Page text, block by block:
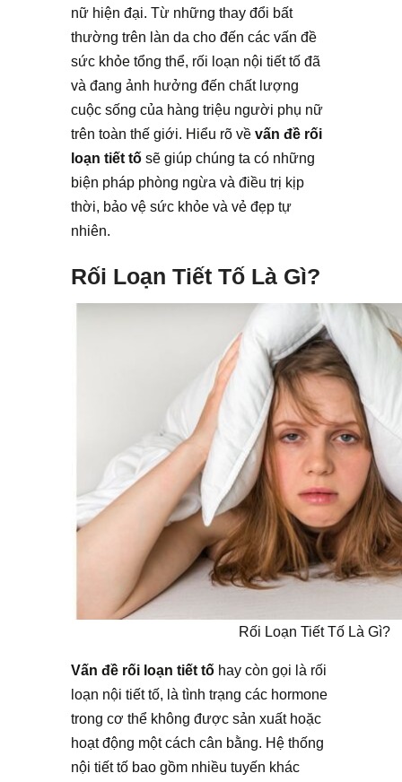
nữ hiện đại. Từ những thay đổi bất
thường trên làn da cho đến các vấn đề
sức khỏe tổng thể, rối loạn nội tiết tố đã
và đang ảnh hưởng đến chất lượng
cuộc sống của hàng triệu người phụ nữ
trên toàn thế giới. Hiểu rõ về vấn đề rối
loạn tiết tố sẽ giúp chúng ta có những
biện pháp phòng ngừa và điều trị kịp
thời, bảo vệ sức khỏe và vẻ đẹp tự
nhiên.
Rối Loạn Tiết Tố Là Gì?
Rối Loạn Tiết Tố Là Gì?
Vấn đề rối loạn tiết tố hay còn gọi là rối
loạn nội tiết tố, là tình trạng các hormone
trong cơ thể không được sản xuất hoặc
hoạt động một cách cân bằng. Hệ thống
nội tiết tố bao gồm nhiều tuyến khác